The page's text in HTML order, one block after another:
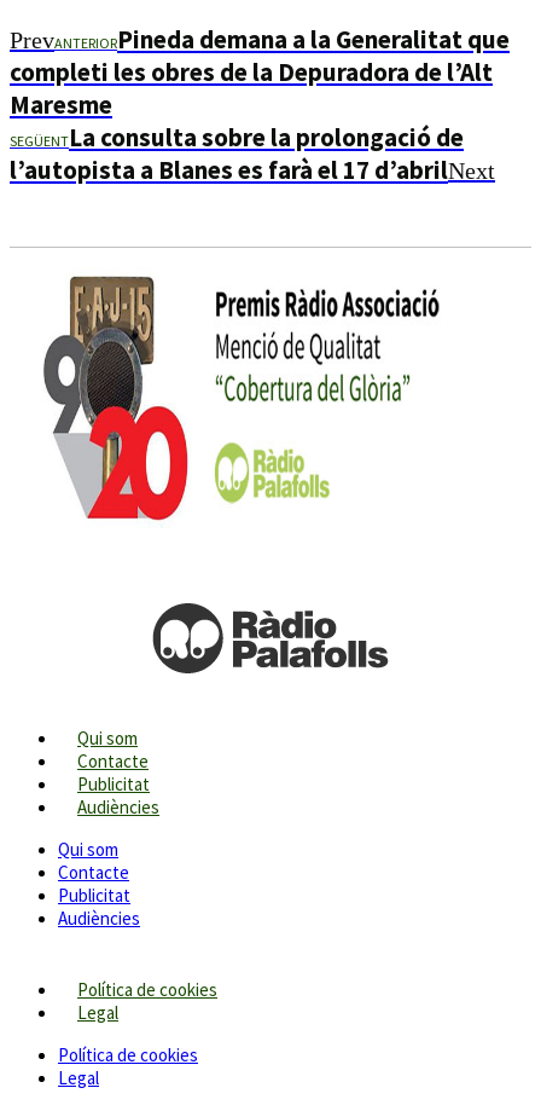
PrevANTERIORPineda demana a la Generalitat que
completi les obres de la Depuradora de l’Alt
Maresme
SEGÜENTLa consulta sobre la prolongació de
l’autopista a Blanes es farà el 17 d’abrilNext
Qui som
Contacte
Publicitat
Audiències
Qui som
Contacte
Publicitat
Audiències
Política de cookies
Legal
Política de cookies
Legal